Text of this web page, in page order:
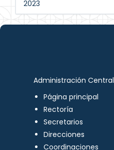
2023
Administración Central
Página principal
Rectoría
Secretarios
Direcciones
Coordinaciones